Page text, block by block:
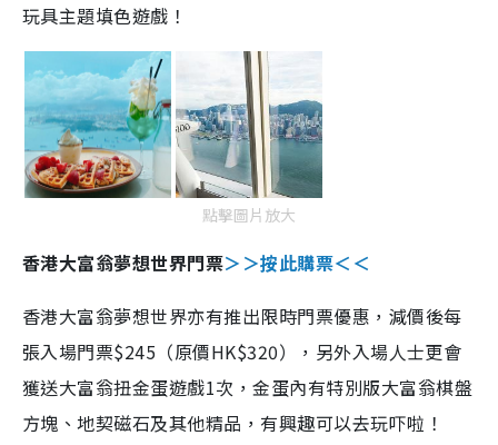
玩具主題填色遊戲！
點擊圖片放大
香港大富翁夢想世界門票＞＞按此購票＜＜
香港大富翁夢想世界亦有推出限時門票優惠，減價後每
張入場門票$245（原價HK$320），另外入場人士更會
獲送大富翁扭金蛋遊戲1次，金蛋內有特別版大富翁棋盤
方塊、地契磁石及其他精品，有興趣可以去玩吓啦！